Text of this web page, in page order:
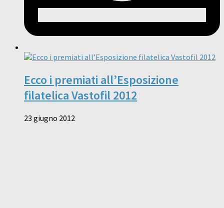
Ecco i premiati all’Esposizione
filatelica Vastofil 2012
23 giugno 2012